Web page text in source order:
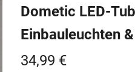
Dometic LED-
Einbauleuchten
34,99 €